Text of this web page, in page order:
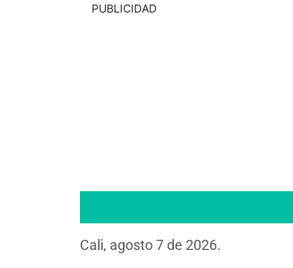
PUBLICIDAD
Cali, agosto 7 de 2026.